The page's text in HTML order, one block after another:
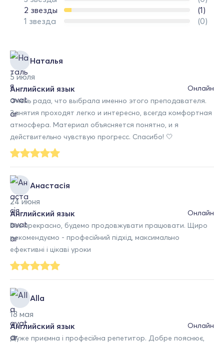
2 звезды
(1)
1 звезда
(0)
Наталья
5 июля
Онлайн
Английский язык
Очень рада, что выбрала именно этого преподавателя.
Занятия проходят легко и интересно, всегда комфортная
атмосфера. Материал объясняется понятно, и я
действительно чувствую прогресс. Спасибо! 🤍
Анастасія
24 июня
Онлайн
Английский язык
Все прекрасно, будемо продовжувати працювати. Щиро
рекомендуємо - професійний підхід, максимально
ефективні і цікаві уроки
Alla
18 мая
Онлайн
Английский язык
Дуже приємна і професійна репетитор. Добре пояснює,